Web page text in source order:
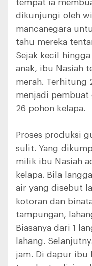
tempat ia
dikunjungi oleh
mancanegara
tahu mereka
Sejak kecil
anak, ibu Nasiah
merah. Terhitung
menjadi pembuat
26 pohon kelapa.
Proses produksi
sulit. Yang
milik ibu Nasiah
kelapa. Bila
air yang disebut
kotoran dan
tampungan,
Biasanya dari 1
lahang.
jam. Di dapur ibu